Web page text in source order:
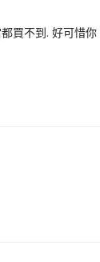
買不到. 好可惜你